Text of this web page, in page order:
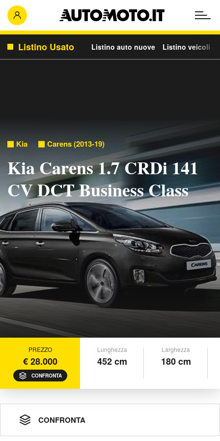
Listino Usato Listino auto nuove Listino veicoli
Kia Carens (2013-19)
Kia Carens 1.7 CRDi 141
CV DCT Business Class
PREZZO
€ 28.000
CONFRONTA
Lunghezza
452 cm
Larghezza
180 cm
CONFRONTA